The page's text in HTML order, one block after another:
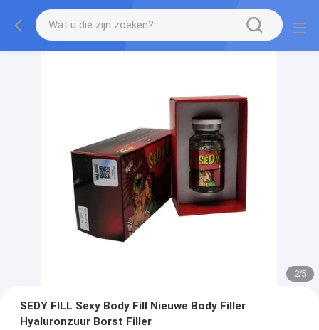
2/5
SEDY FILL Sexy Body Fill Nieuwe Body Filler
Hyaluronzuur Borst Filler